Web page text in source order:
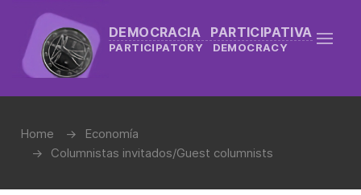
DEMOCRACIA PARTICIPATIVA
PARTICIPATORY DEMOCRACY
Home
Economía
Columnistas invitados/Guest columnists